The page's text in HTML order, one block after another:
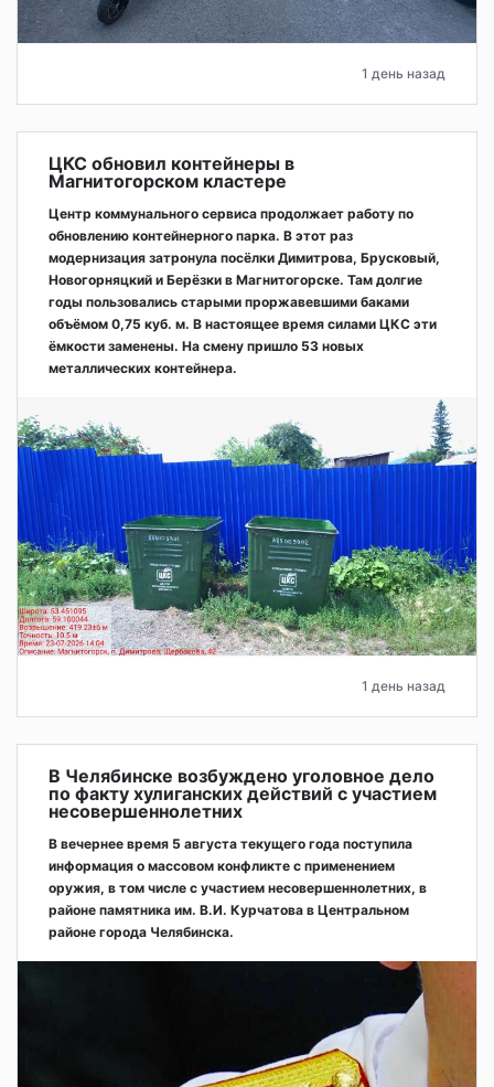
1 день назад
ЦКС обновил контейнеры в
Магнитогорском кластере
Центр коммунального сервиса продолжает работу по
обновлению контейнерного парка. В этот раз
модернизация затронула посёлки Димитрова, Брусковый,
Новогорняцкий и Берёзки в Магнитогорске. Там долгие
годы пользовались старыми проржавевшими баками
объёмом 0,75 куб. м. В настоящее время силами ЦКС эти
ёмкости заменены. На смену пришло 53 новых
металлических контейнера.
1 день назад
В Челябинске возбуждено уголовное дело
по факту хулиганских действий с участием
несовершеннолетних
В вечернее время 5 августа текущего года поступила
информация о массовом конфликте с применением
оружия, в том числе с участием несовершеннолетних, в
районе памятника им. В.И. Курчатова в Центральном
районе города Челябинска.